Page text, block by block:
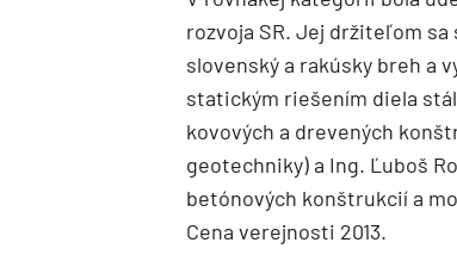
rozvoja SR. Jej držiteľom
slovenský a rakúsky breh a
statickým riešením diela
kovových a drevených
geotechniky) a Ing. Ľuboš
betónových konštrukcií a
Cena verejnosti 2013.